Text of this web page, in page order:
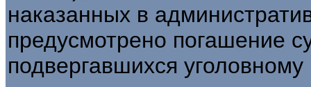
наказанных в
предусмотрено погашение
подвергавшихся